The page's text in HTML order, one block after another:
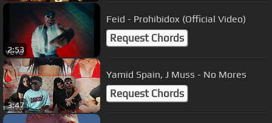
2:53
Feid - Prohibidox (Official Video)
Request Chords
3:47
Yamid Spain, J Muss - No Mores
Request Chords